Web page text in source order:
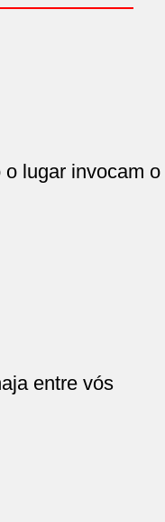
lugar invocam o
entre vós